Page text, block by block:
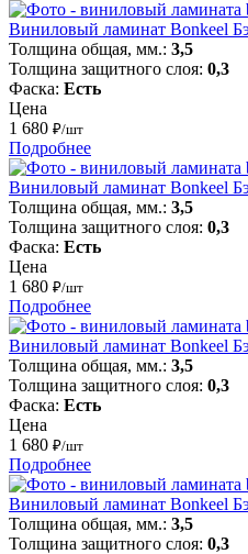
Виниловый ламинат Bonkeel
Толщина общая, мм.: 3,5
Толщина защитного слоя: 0,3
Фаска: Есть
Цена
1 680 ₽/шт
Подробнее
Виниловый ламинат Bonkeel
Толщина общая, мм.: 3,5
Толщина защитного слоя: 0,3
Фаска: Есть
Цена
1 680 ₽/шт
Подробнее
Виниловый ламинат Bonkeel
Толщина общая, мм.: 3,5
Толщина защитного слоя: 0,3
Фаска: Есть
Цена
1 680 ₽/шт
Подробнее
Виниловый ламинат Bonkeel
Толщина общая, мм.: 3,5
Толщина защитного слоя: 0,3